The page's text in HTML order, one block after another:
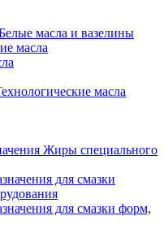
масла и вазелины
масла
масла
Жиры специального
для смазки
для смазки форм,